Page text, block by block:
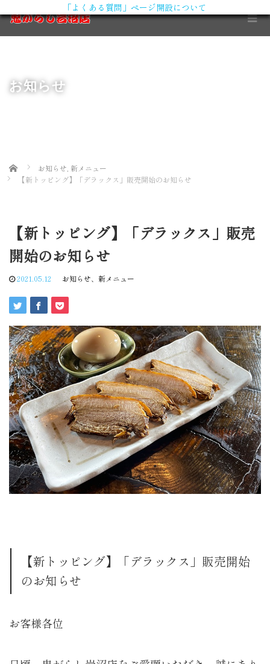
「よくある質問」ページ開設について
お知らせ
Home お知らせ 新メニュー
【新トッピング】「デラックス」販売開始のお知らせ
【新トッピング】「デラックス」販売
開始のお知らせ
2021.05.12 お知らせ、 新メニュー
【新トッピング】「デラックス」販売開始
のお知らせ
お客様各位